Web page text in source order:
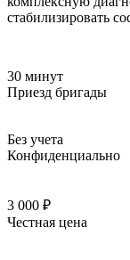
стабилизировать
30 минут
Приезд бригады
Без учета
Конфиденциально
3 000 ₽
Честная цена